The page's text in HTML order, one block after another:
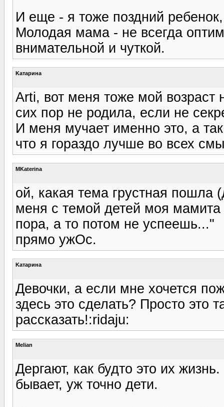
И еще - я тоже поздний
Молодая мама - не всегда
внимательной и чуткой.
Kатарина
Arti, вот меня тоже мой возраст
сих пор не родила, если не
И меня мучает именно это, а
что я гораздо лучше во всех
MKaterina
ой, какая тема грустная пошла
меня с темой детей моя мамита
пора, а то потом не успеешь..."
прямо ужОс.
Kатарина
Девочки, а если мне хочется
здесь это сделать? Просто это
рассказать!:ridaju:
Melian
Дергают, как будто это их
бывает, уж точно дети.